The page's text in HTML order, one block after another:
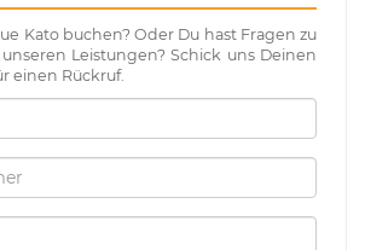
Kato buchen? Oder Du hast Fragen zu
Leistungen? Schick uns Deinen
einen Rückruf.